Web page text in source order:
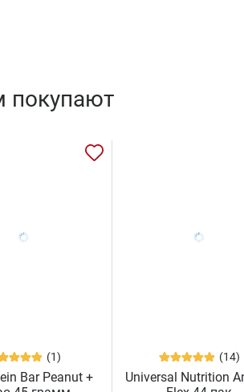
покупают
(1)
Bar Peanut +
(14)
Universal Nutrition